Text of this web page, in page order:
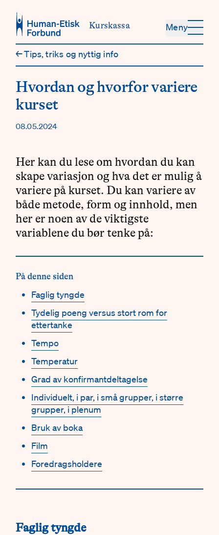
Kurskassa Meny
←Tips, triks og nyttig info
Hvordan og hvorfor variere
kurset
08.05.2024
Her kan du lese om hvordan du kan
skape variasjon og hva det er mulig å
variere på kurset. Du kan variere av
både metode, form og innhold, men
her er noen av de viktigste
variablene du bør tenke på:
På denne siden
Faglig tyngde
Tydelig poeng versus stort rom for
ettertanke
Tempo
Temperatur
Grad av konfirmantdeltagelse
Individuelt, i par, i små grupper, i større
grupper, i plenum
Bruk av boka
Film
Foredragsholdere
#
Faglig tyngde